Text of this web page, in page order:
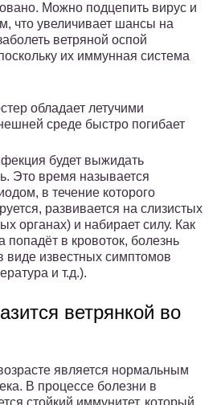
Можно подцепить вирус и
что увеличивает шансы на
ветряной оспой
их иммунная система
обладает летучими
среде быстро погибает
будет выжидать
Это время называется
в течение которого
развивается на слизистых
органах) и набирает силу. Как
попадёт в кровоток, болезнь
виде известных симптомов
и т.д.).
ветрянкой во
является нормальным
В процессе болезни в